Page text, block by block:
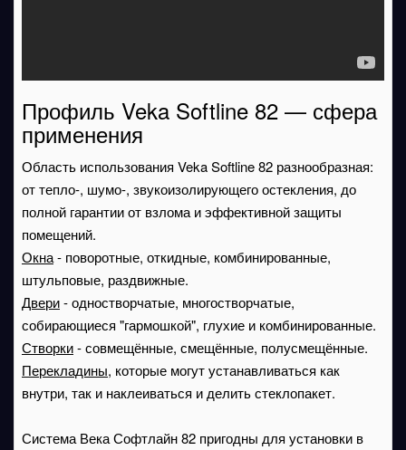
Профиль Veka Softline 82 — сфера
применения
Область использования Veka Softline 82 разнообразная:
от тепло-, шумо-, звукоизолирующего остекления, до
полной гарантии от взлома и эффективной защиты
помещений.
Окна- поворотные, откидные, комбинированные,
штульповые, раздвижные.
Двери- одностворчатые, многостворчатые,
собирающиеся "гармошкой", глухие и комбинированные.
Створки- совмещённые, смещённые, полусмещённые.
Перекладины, которые могут устанавливаться как
внутри, так и наклеиваться и делить стеклопакет.
Система Века Софтлайн 82 пригодны для установки в